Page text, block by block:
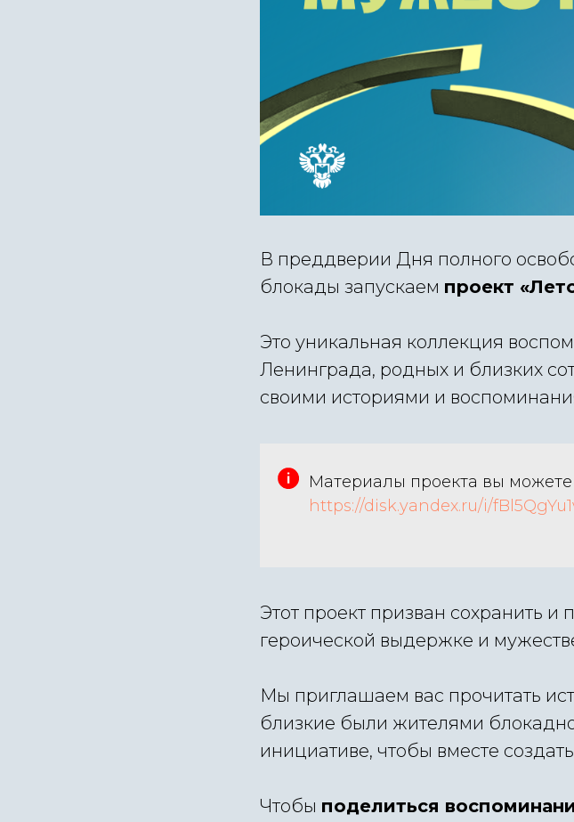
В преддверии Дня полного
блокады запускаем проект
Это уникальная коллекция
Ленинграда, родных и близких
своими историями и
Материалы проекта вы можете
https://disk.yandex.ru/i/
Этот проект призван сохранить
героической выдержке и
Мы приглашаем вас прочитать
близкие были жителями
инициативе, чтобы вместе
Чтобы поделиться